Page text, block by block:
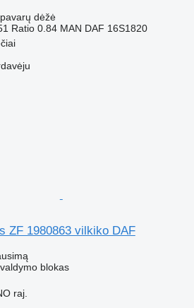
dėžė
Ratio 0.84 MAN DAF 16S1820
ZF 1980863 vilkiko DAF
blokas
raj.